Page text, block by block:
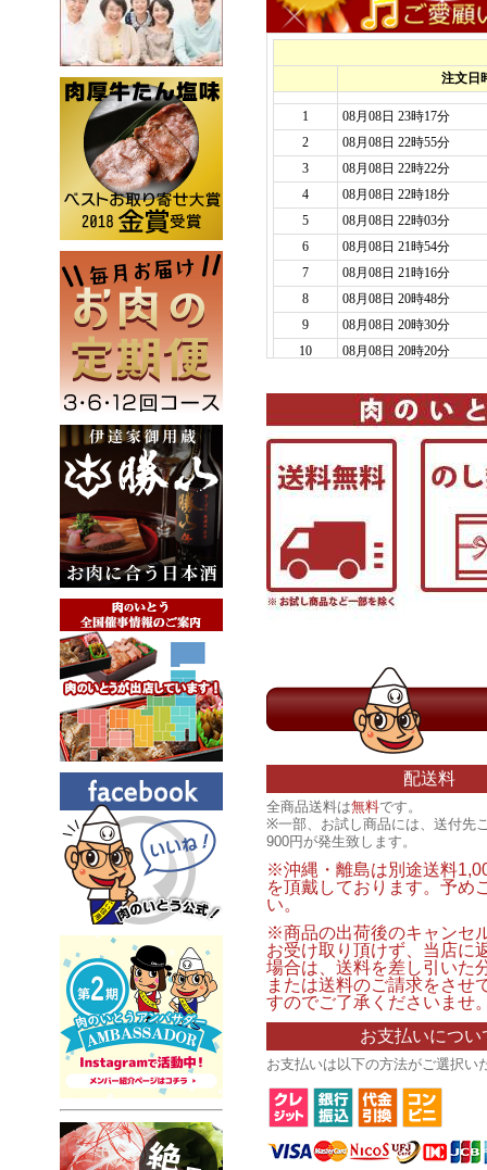
配送料
全商品送料は無料です。
※一部、お試し商品には、送付先
900円が発生致します。
※沖縄・離島は別途送料
を頂戴しております。予め
い。
※商品の出荷後のキャンセ
お受け取り頂けず、当店に
場合は、送料を差し引いた
または送料のご請求をさせ
すのでご了承くださいませ
お支払いについ
お支払いは以下の方法がご選択い